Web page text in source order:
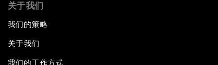
关于我们
我们的策略
关于我们
我们的工作方式